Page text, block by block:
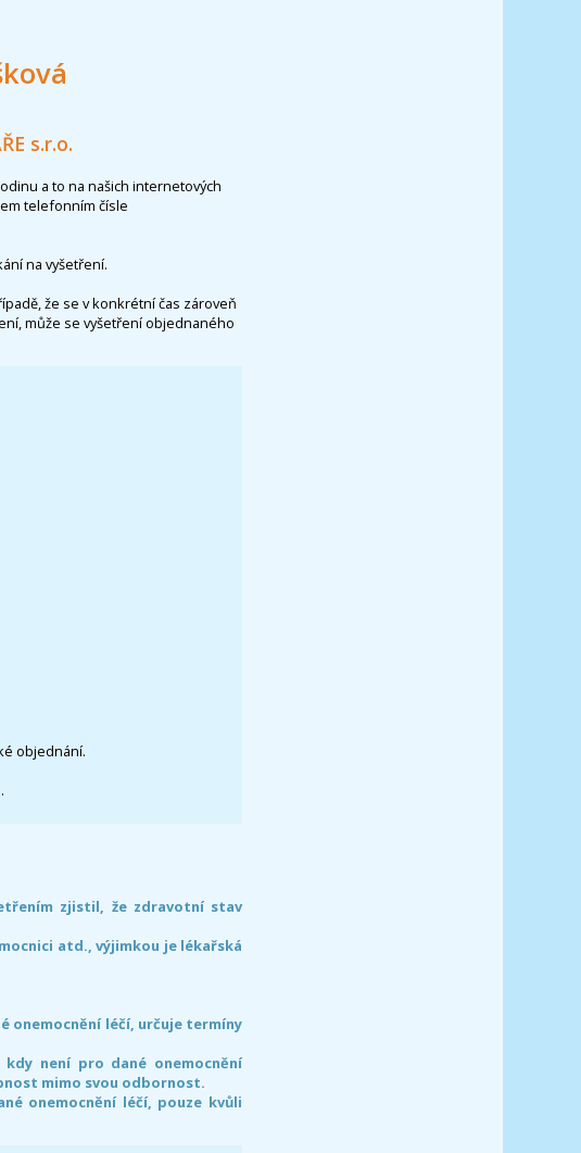
s.r.o.
a to na našich internetových
telefonním čísle
na vyšetření.
že se v konkrétní čas zároveň
může se vyšetření objednaného
objednání.
zjistil, že zdravotní stav
atd., výjimkou je lékařská
onemocnění léčí, určuje termíny
není pro dané onemocnění
mimo svou odbornost.
onemocnění léčí, pouze kvůli